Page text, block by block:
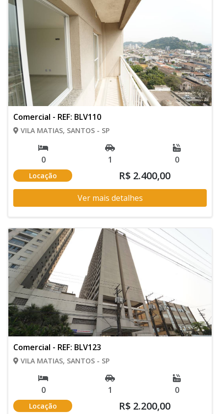
Comercial - REF: BLV110
VILA MATIAS, SANTOS - SP
0 1 0
Locação R$ 2.400,00
Ver mais detalhes
Comercial - REF: BLV123
VILA MATIAS, SANTOS - SP
0 1 0
Locação R$ 2.200,00